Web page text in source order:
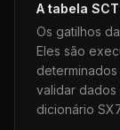
A tabela SCT
Os gatilhos
Eles são
validar dados
dicionário